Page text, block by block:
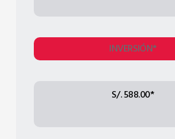
INVERSIÓN*
S/. 588.00*